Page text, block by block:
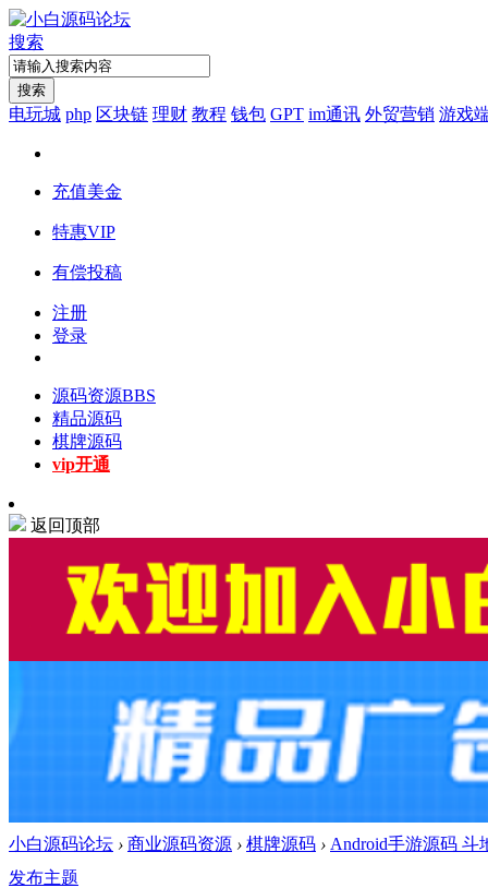
搜索
搜索
电玩城 php 区块链 理财 教程 钱包 GPT im通讯 外贸营销 游戏
充值美金
特惠VIP
有偿投稿
注册
登录
源码资源BBS
精品源码
棋牌源码
vip开通
返回顶部
小白源码论坛 › 商业源码资源 › 棋牌源码 › Android手游源码 斗
发布主题